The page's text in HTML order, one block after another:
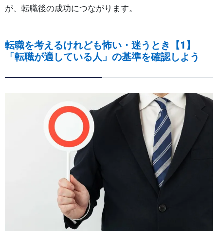
が、転職後の成功につながります。
転職を考えるけれども怖い・迷うとき【1】
「転職が適している人」の基準を確認しよう